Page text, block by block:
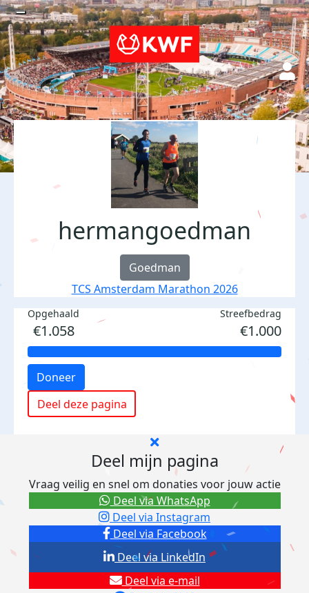
hermangoedman
Goedman
TCS Amsterdam Marathon 2026
Opgehaald
€1.058
Streefbedrag
€1.000
Doneer
Deel deze pagina
Deel mijn pagina
Vraag veilig en snel om donaties voor jouw actie
Deel via Facebook
Deel via Instagram
Deel via e-mail
Deel via LinkedIn
Deel via WhatsApp